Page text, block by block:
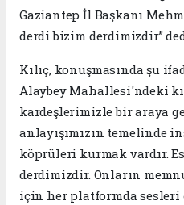
Gaziantep İl Başkanı
derdi bizim derdimizdir”
Kılıç, konuşmasında şu
Alaybey Mahallesi'ndeki
kardeşlerimizle bir araya
anlayışımızın temelinde
köprüleri kurmak vardır.
derdimizdir. Onların
için her platformda sesleri